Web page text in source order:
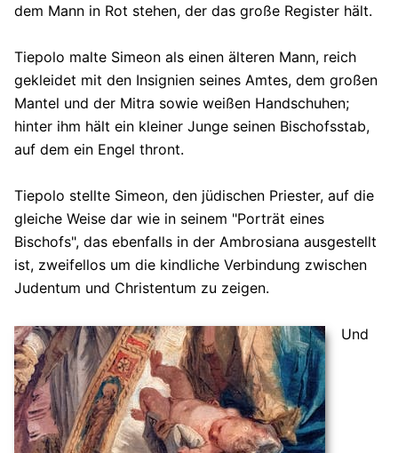
dem Mann in Rot stehen, der das große Register hält.
Tiepolo malte Simeon als einen älteren Mann, reich
gekleidet mit den Insignien seines Amtes, dem großen
Mantel und der Mitra sowie weißen Handschuhen;
hinter ihm hält ein kleiner Junge seinen Bischofsstab,
auf dem ein Engel thront.
Tiepolo stellte Simeon, den jüdischen Priester, auf die
gleiche Weise dar wie in seinem "Porträt eines
Bischofs", das ebenfalls in der Ambrosiana ausgestellt
ist, zweifellos um die kindliche Verbindung zwischen
Judentum und Christentum zu zeigen.
Und